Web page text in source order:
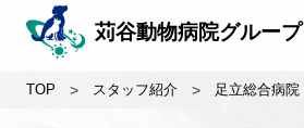
苅谷動物病院グループ
TOP > スタッフ紹介 > 足立総合病院